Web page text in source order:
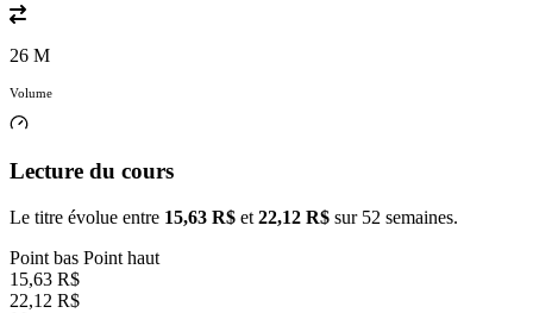
26 M
Volume
Lecture du cours
Le titre évolue entre 15,63 R$ et 22,12 R$ sur 52 semaines.
Point bas Point haut
15,63 R$
22,12 R$